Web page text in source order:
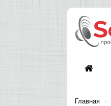
Главная ›